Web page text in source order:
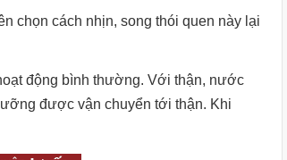
chọn cách nhịn, song thói quen này lại
động bình thường. Với thận, nước
được vận chuyển tới thận. Khi